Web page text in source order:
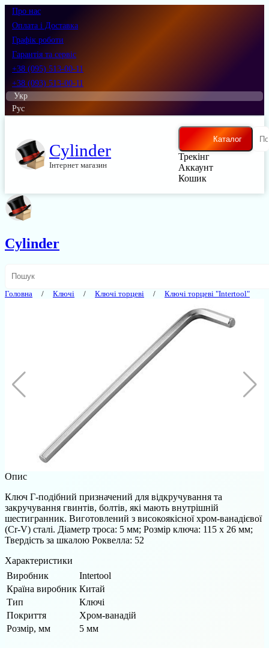
Про нас
Оплата і Доставка
Графік роботи
Гарантія та сервіс
+38 (095) 513-00-11
+38 (093) 513-00-11
Укр
Рус
Cylinder
Інтернет магазин
Каталог
Трекінг
Аккаунт
Кошик
Cylinder
Головна Ключі Ключі торцеві Ключі торцеві "Intertool"
Опис
Ключ Г-подібний призначений для відкручування та
закручування гвинтів, болтів, які мають внутрішній
шестигранник. Виготовлений з високоякісної хром-ванадієвої
(Cr-V) сталі. Діаметр троса: 5 мм; Розмір ключа: 115 х 26 мм;
Твердість за шкалою Роквелла: 52
Характеристики
Виробник
Intertool
Країна виробник Китай
Тип
Ключі
Покриття
Хром-ванадій
Розмір, мм
5 мм